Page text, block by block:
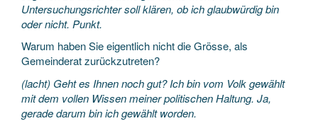
Untersuchungsrichter soll klären, ob ich glaubwürdig bin
oder nicht. Punkt.
Warum haben Sie eigentlich nicht die Grösse, als
Gemeinderat zurückzutreten?
(lacht) Geht es Ihnen noch gut? Ich bin vom Volk gewählt
mit dem vollen Wissen meiner politischen Haltung. Ja,
gerade darum bin ich gewählt worden.